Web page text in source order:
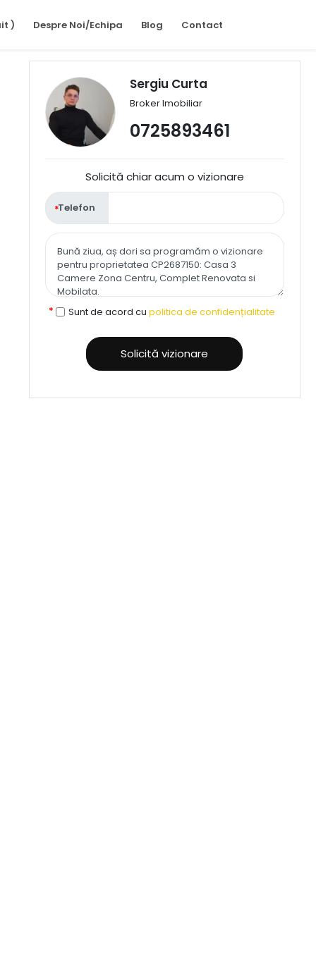
) Despre Noi/Echipa Blog Contact
Sergiu Curta
Broker Imobiliar
0725893461
Solicită chiar acum o vizionare
Telefon
Sunt de acord cu politica de confidențialitate
Solicită vizionare